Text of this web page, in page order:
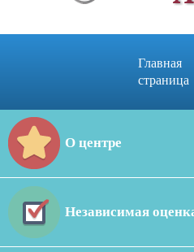
Главная
страница
О центре
Независимая